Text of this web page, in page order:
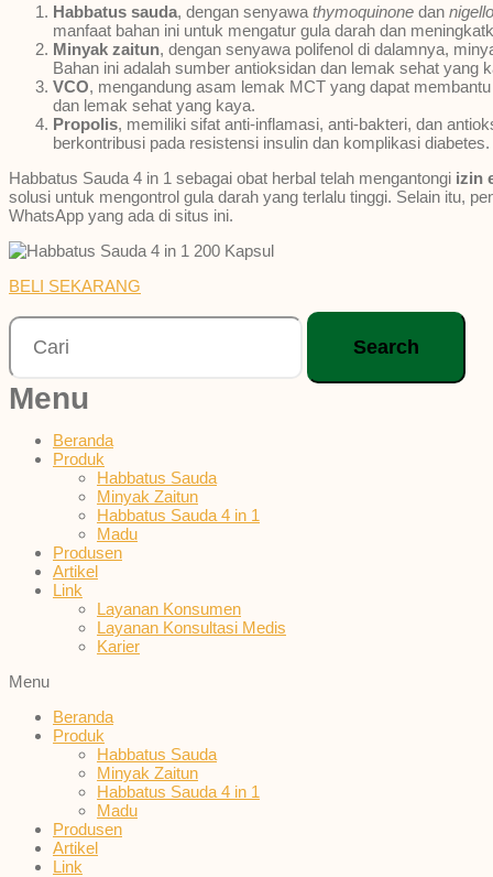
Habbatus sauda, dengan senyawa thymoquinone dan
manfaat bahan ini untuk mengatur gula darah dan
Minyak zaitun, dengan senyawa polifenol di dalamnya,
Bahan ini adalah sumber antioksidan dan lemak sehat yang
VCO, mengandung asam lemak MCT yang dapat
dan lemak sehat yang kaya.
Propolis, memiliki sifat anti-inflamasi, anti-bakteri, dan
berkontribusi pada resistensi insulin dan komplikasi diabetes.
Habbatus Sauda 4 in 1 sebagai obat herbal telah mengantongi izin
solusi untuk mengontrol gula darah yang terlalu tinggi. Selain itu,
WhatsApp yang ada di situs ini.
BELI SEKARANG
Search
Menu
Beranda
Produk
Habbatus Sauda
Minyak Zaitun
Habbatus Sauda 4 in 1
Madu
Produsen
Artikel
Link
Layanan Konsumen
Layanan Konsultasi Medis
Karier
Menu
Beranda
Produk
Habbatus Sauda
Minyak Zaitun
Habbatus Sauda 4 in 1
Madu
Produsen
Artikel
Link